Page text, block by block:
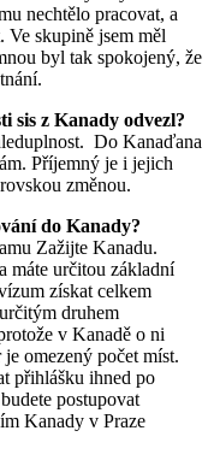
nechtělo pracovat, a
Ve skupině jsem měl
byl tak spokojený, že
sis z Kanady odvezl?
Do Kanaďana
Příjemný je i jejich
změnou.
do Kanady?
Zažijte Kanadu.
máte určitou základní
získat celkem
druhem
v Kanadě o ni
omezený počet míst.
přihlášku ihned po
postupovat
Kanady v Praze